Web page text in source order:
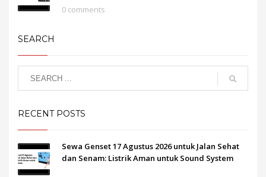
0 comments
SEARCH
RECENT POSTS
Sewa Genset 17 Agustus 2026 untuk Jalan Sehat
dan Senam: Listrik Aman untuk Sound System